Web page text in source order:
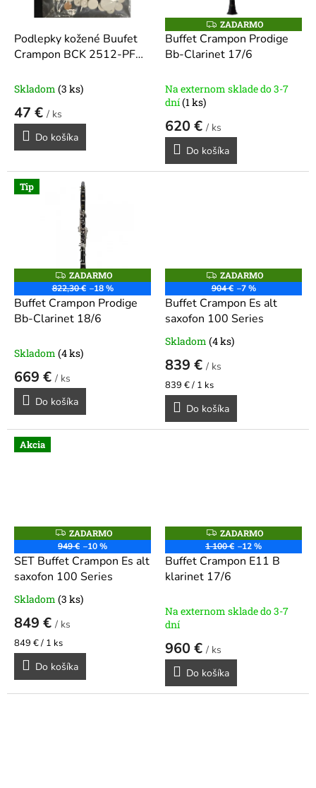
Podlepky kožené Buufet
Crampon BCK 2512-PF
Skladom (3 ks)
47 € / ks
Do košíka
Z
A
D
A
ZADARMO
Buffet Crampon Prodige
Bb-Clarinet 17/6
Na externom sklade do 3-7
dní(1 ks)
620 € / ks
Do košíka
Tip
Z
A
D
A
R
M
ZADARMO
822,30 € –18 %
Buffet Crampon Prodige
Bb-Clarinet 18/6
Skladom (4 ks)
669 € / ks
Do košíka
Z
A
D
A
R
M
ZADARMO
904 € –7 %
Buffet Crampon Es alt
saxofon 100 Series
Priemerné
hodnotenie
produktu
je
5,0
5
Skladom (4 ks)
839 € / ks
Jednotková
cena:
839 € / 1 ks
Do košíka
Akcia
Z
A
D
A
R
M
ZADARMO
949 € –10 %
SET Buffet Crampon Es alt
saxofon 100 Series
Priemerné
hodnotenie
produktu
je
5,0
5
hviezdičiek.
Skladom (3 ks)
849 € / ks
Jednotková
cena:
849 € / 1 ks
Do košíka
Z
A
D
A
R
M
ZADARMO
1 100 € –12 %
Buffet Crampon E11 B
klarinet 17/6
Na externom sklade do 3-7
dní
960 € / ks
Do košíka